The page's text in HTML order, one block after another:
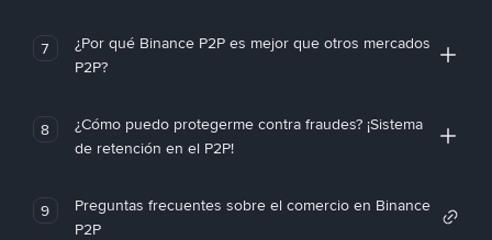
7
¿Por qué Binance P2P es mejor que otros mercados
P2P?
8
¿Cómo puedo protegerme contra fraudes? ¡Sistema
de retención en el P2P!
9
Preguntas frecuentes sobre el comercio en Binance
P2P